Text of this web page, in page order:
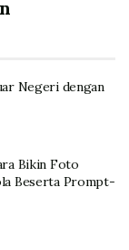
Negeri dengan
Bikin Foto
Beserta Prompt-